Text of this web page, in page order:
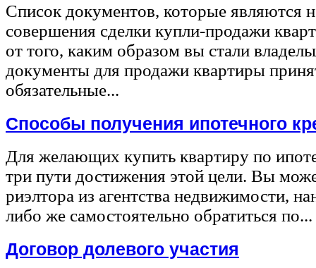
Список документов, которые являются
совершения сделки купли-продажи
от того, каким образом вы стали
документы для продажи квартиры
обязательные...
Способы получения ипотечного
Для желающих купить квартиру по
три пути достижения этой цели. Вы
риэлтора из агентства недвижимости,
либо же самостоятельно обратиться по...
Договор долевого участия